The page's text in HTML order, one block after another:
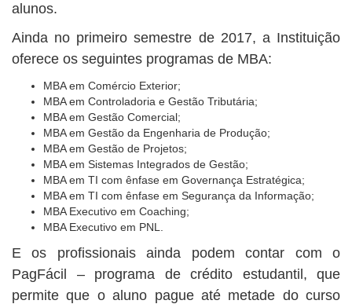
alunos.
Ainda no primeiro semestre de 2017, a Instituição
oferece os seguintes programas de MBA:
MBA em Comércio Exterior;
MBA em Controladoria e Gestão Tributária;
MBA em Gestão Comercial;
MBA em Gestão da Engenharia de Produção;
MBA em Gestão de Projetos;
MBA em Sistemas Integrados de Gestão;
MBA em TI com ênfase em Governança Estratégica;
MBA em TI com ênfase em Segurança da Informação;
MBA Executivo em Coaching;
MBA Executivo em PNL.
E os profissionais ainda podem contar com o
PagFácil – programa de crédito estudantil, que
permite que o aluno pague até metade do curso